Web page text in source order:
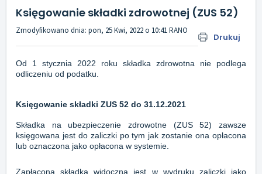
Księgowanie składki zdrowotnej (ZUS 52)
Drukuj
Zmodyfikowano dnia: pon, 25 Kwi, 2022 o 10:41 RANO
Od 1 stycznia 2022 roku składka zdrowotna nie podlega
odliczeniu od podatku.
Księgowanie składki ZUS 52 do 31.12.2021
Składka na ubezpieczenie zdrowotne (ZUS 52) zawsze
księgowana jest do zaliczki po tym jak zostanie ona opłacona
lub oznaczona jako opłacona w systemie.
Zapłacona składka widoczna jest w wydruku zaliczki jako